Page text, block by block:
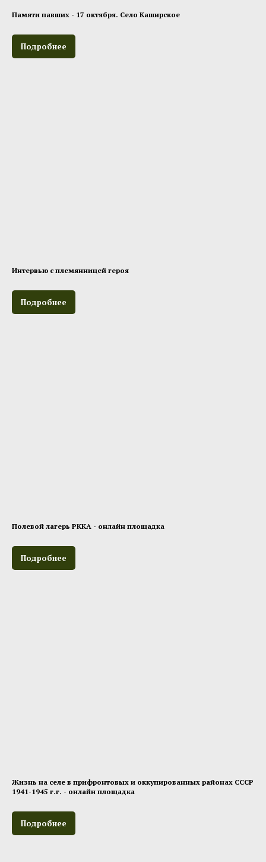
Памяти павших - 17 октября. Село Каширское
Подробнее
Интервью с племянницей героя
Подробнее
Полевой лагерь РККА - онлайн площадка
Подробнее
Жизнь на селе в прифронтовых и оккупированных районах СССР
1941-1945 г.г. - онлайн площадка
Подробнее